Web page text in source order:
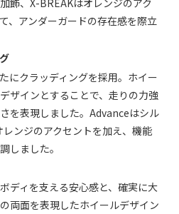
、アンダーガードの存在感を際立
にクラッディングを採用。ホイー
ザインとすることで、走りの力強
を表現しました。Advanceはシル
ンジのアクセントを加え、機能
しました。
ディを支える安心感と、確実に大
両面を表現したホイールデザイン